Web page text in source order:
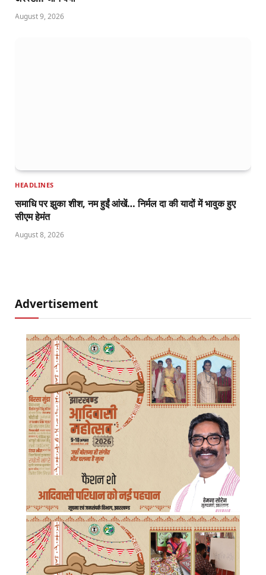
August 9, 2026
HEADLINES
समाधि पर झुका शीश, नम हुईं आंखें… निर्मल दा की यादों में भावुक हुए
सीएम हेमंत
August 8, 2026
Advertisement